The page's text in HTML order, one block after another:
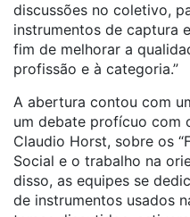
discussões no coletivo,
instrumentos de captura
fim de melhorar a
profissão e à categoria.”
A abertura contou com
um debate profícuo com
Claudio Horst, sobre os
Social e o trabalho na
disso, as equipes se
de instrumentos usados